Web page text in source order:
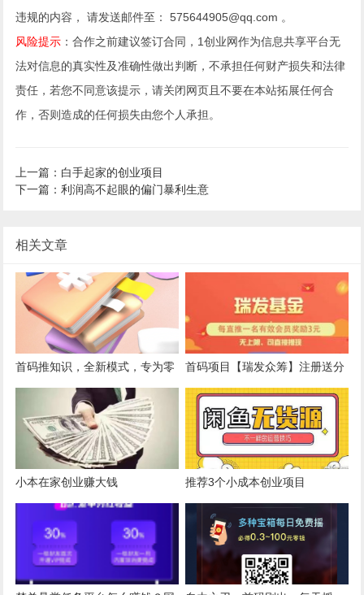
违规的内容， 请发送邮件至： 575644905@qq.com 。
风险提示 ：合作之前建议签订合同，1创业网作为信息共享平台无
法对信息的真实性及准确性做出判断，不承担任何财产损失和法律
责任，若您不同意该提示，请关闭网页且不要在本站拓展任何合
作，否则造成的任何损失由您个人承担。
上一篇：白手起家的创业项目
下一篇：利润高不起眼的偏门暴利生意
相关文章
首码推知识，全新模式，专为零
撸用户打造。每天签到
首码项目【瑞发众筹】注册送分
红，拉新奖励，挂机赚钱，自动
收益！
小本在家创业赚大钱 推荐3个小成本创业项目